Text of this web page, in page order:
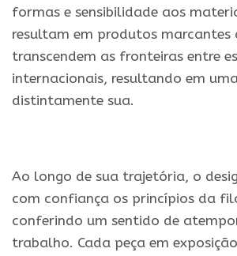
formas e sensibilidade aos
resultam em produtos marcantes
transcendem as fronteiras entre
internacionais, resultando em
distintamente sua.
Ao longo de sua trajetória, o
com confiança os princípios da
conferindo um sentido de
trabalho. Cada peça em